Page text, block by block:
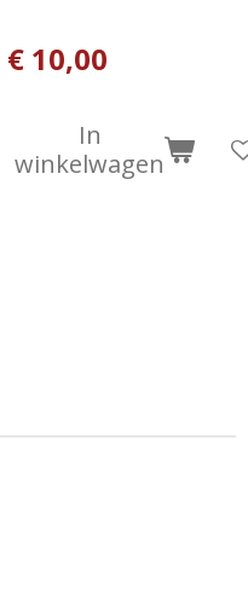
€ 10,00
In
winkelwagen